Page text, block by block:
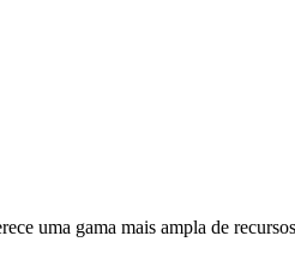
uma gama mais ampla de